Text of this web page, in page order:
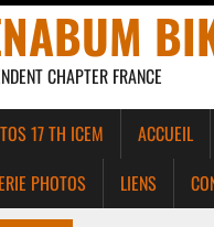
CHAPTER FRANCE
17 TH ICEM ACCUEIL
PHOTOS
LIENS